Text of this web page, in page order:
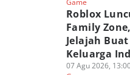
Game
Roblox
Family
Jelajah Buat
Keluarga
07 Agu 2026,